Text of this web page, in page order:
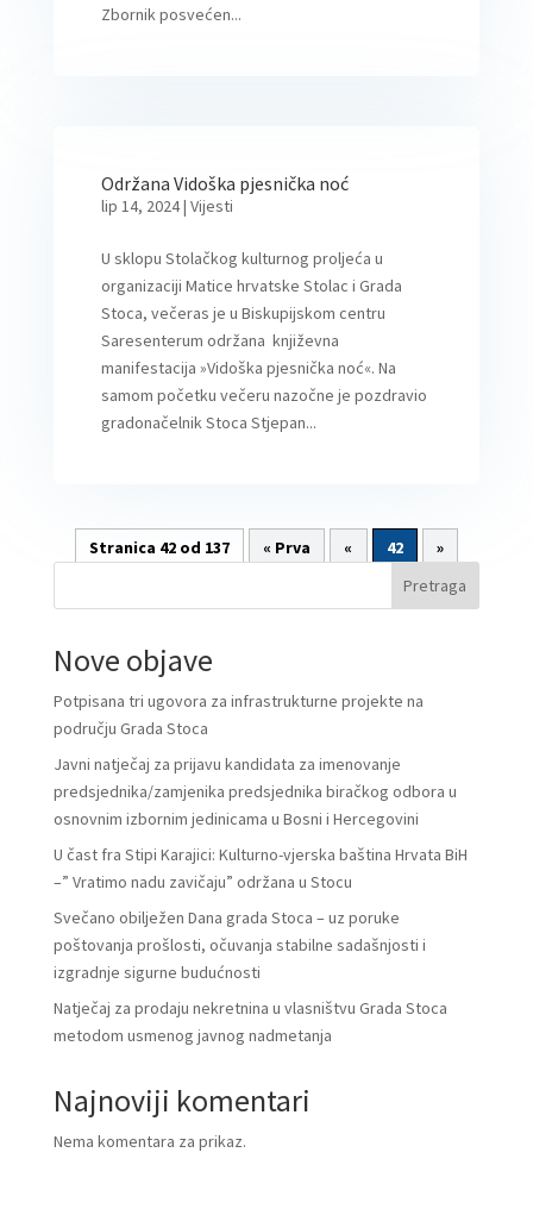
Zbornik posvećen...
Održana Vidoška pjesnička noć
lip 14, 2024| Vijesti
U sklopu Stolačkog kulturnog proljeća u
organizaciji Matice hrvatske Stolac i Grada
Stoca, večeras je u Biskupijskom centru
Saresenterum održana književna
manifestacija »Vidoška pjesnička noć«. Na
samom početku večeru nazočne je pozdravio
gradonačelnik Stoca Stjepan...
Stranica 42 od 137 « Prva « 42
»
Pretraga
Nove objave
Potpisana tri ugovora za infrastrukturne projekte na
području Grada Stoca
Javni natječaj za prijavu kandidata za imenovanje
predsjednika/zamjenika predsjednika biračkog odbora u
osnovnim izbornim jedinicama u Bosni i Hercegovini
U čast fra Stipi Karajici: Kulturno-vjerska baština Hrvata BiH
–” Vratimo nadu zavičaju” održana u Stocu
Svečano obilježen Dana grada Stoca – uz poruke
poštovanja prošlosti, očuvanja stabilne sadašnjosti i
izgradnje sigurne budućnosti
Natječaj za prodaju nekretnina u vlasništvu Grada Stoca
metodom usmenog javnog nadmetanja
Najnoviji komentari
Nema komentara za prikaz.